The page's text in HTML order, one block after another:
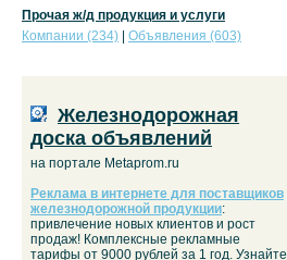
Прочая ж/д продукция и услуги
Компании (234)
Объявления (603)
Железнодорожная
доска объявлений
на портале Metaprom.ru
Реклама в интернете для поставщиков
железнодорожной продукции:
привлечение новых клиентов и рост
продаж! Комплексные рекламные
тарифы от 9000 рублей за 1 год. Узнайте